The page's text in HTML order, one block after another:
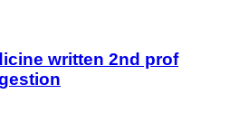
written 2nd prof